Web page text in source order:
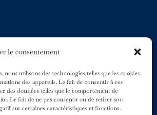
le consentement
nous utilisons des technologies telles que les cookies
des appareils. Le fait de consentir à ces
des données telles que le comportement de
Le fait de ne pas consentir ou de retirer son
sur certaines caractéristiques et fonctions.